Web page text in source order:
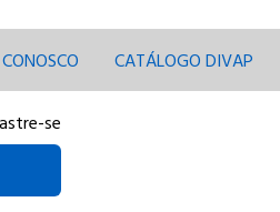
CATÁLOGO DIVAP
se